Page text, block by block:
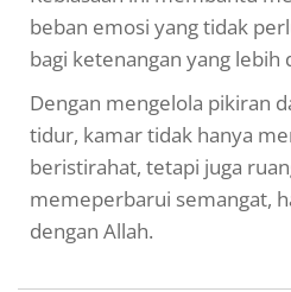
beban emosi yang tidak
bagi ketenangan yang lebih
Dengan mengelola pikiran
tidur, kamar tidak hanya
beristirahat, tetapi juga
memeperbarui semangat,
dengan Allah.